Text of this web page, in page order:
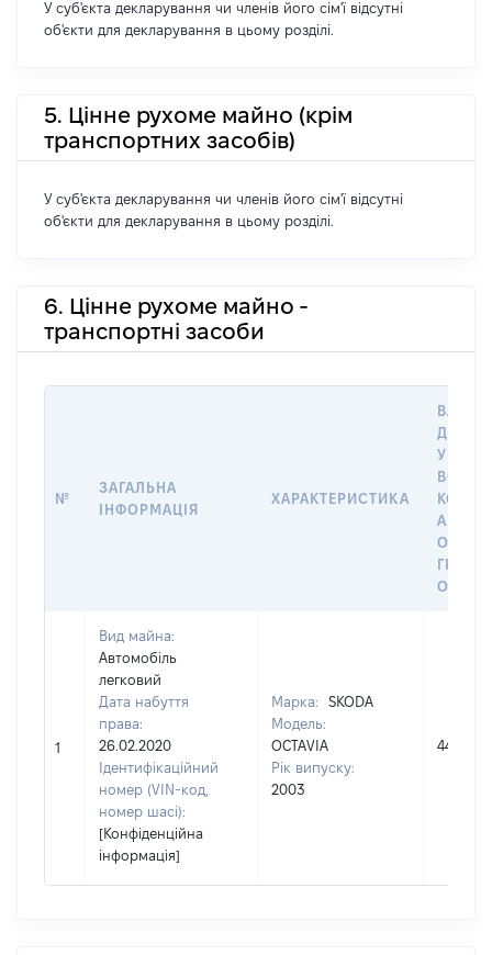
У суб'єкта декларування чи членів його сім'ї відсутні
об'єкти для декларування в цьому розділі.
5. Цінне рухоме майно (крім
транспортних засобів)
У суб'єкта декларування чи членів його сім'ї відсутні
об'єкти для декларування в цьому розділі.
6. Цінне рухоме майно -
транспортні засоби
№
ЗАГАЛЬНА
ІНФОРМАЦІЯ
ХАРАКТЕРИСТИКА
ДАТУ
У
АБО
1
Вид майна:
Автомобіль
легковий
Дата набуття
права:
26.02.2020
Ідентифікаційний
номер (VIN-код,
номер шасі):
[Конфіденційна
інформація]
Марка:
SKODA
Модель:
OCTAVIA
Рік випуску:
2003
44710